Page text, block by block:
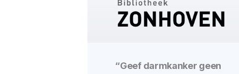
“Geef darmkanker geen